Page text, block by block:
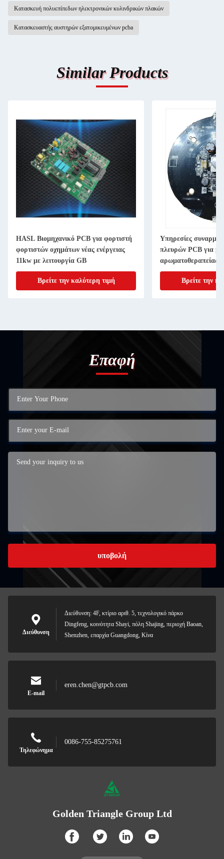
Κατασκευή πολυεπίπεδων ηλεκτρονικών κυλινδρικών πλακών
Κατασκευαστής αυστηρών εξατομικευμένων pcba
Similar Products
HASL Βιομηχανικό PCB για φορτιστή
φορτιστών οχημάτων νέας ενέργειας
11kw με λειτουργία GB
Βρείτε την καλύτερη τιμή
Υπηρεσίες
πλευρών PCB για
αρωματοθεραπείας
δείκτη LED
Βρείτε την
Επαφή
υποβολή
Διεύθυνση
Διεύθυνση: 4F, κτίριο αριθ. 5, τεχνολογικό πάρκο
Dingfeng, κοινότητα Shayi, πόλη Shajing, περιοχή Baoan,
Shenzhen, επαρχία Guangdong, Κίνα
E-mail
eren.chen@gtpcb.com
Τηλεφώνημα
0086-755-85275761
Golden Triangle Group Ltd